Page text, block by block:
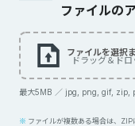
ファイルの
ファイルを選択
ドラッグ＆ドロ
最大5MB ／ jpg, png, gif, zip,
ファイルが複数ある場合は、